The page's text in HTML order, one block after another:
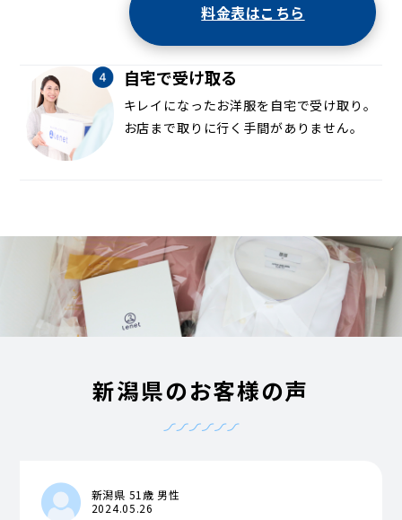
料金表はこちら
自宅で受け取る
キレイになったお洋服を自宅で受け取り。
お店まで取りに行く手間がありません。
新潟県のお客様の声
新潟県 51歳 男性
2024.05.26